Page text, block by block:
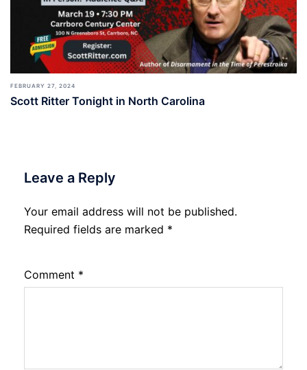
FEBRUARY 27, 2024
Scott Ritter Tonight in North Carolina
Leave a Reply
Your email address will not be published.
Required fields are marked *
Comment *